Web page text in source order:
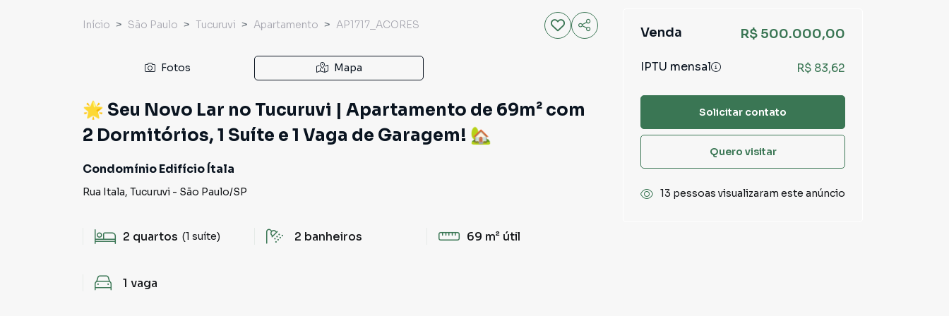
Início São Paulo Tucuruvi Apartamento AP1717_ACORES
Fotos Mapa
🌟 Seu Novo Lar no Tucuruvi | Apartamento de 69m² com
2 Dormitórios, 1 Suíte e 1 Vaga de Garagem! 🏡
Condomínio Edifício Ítala
Rua Itala, Tucuruvi - São Paulo/SP
2 quartos (1 suíte) 2 banheiros 69 m² útil
1 vaga
Venda R$ 500.000,00
IPTU mensal R$ 83,62
Solicitar contato
Quero visitar
13 pessoas visualizaram este anúncio